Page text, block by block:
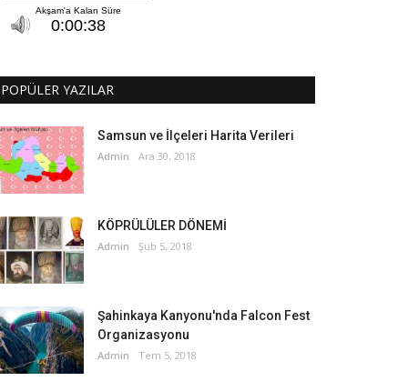
POPÜLER YAZILAR
Samsun ve İlçeleri Harita Verileri
Admin Ara 30, 2018
KÖPRÜLÜLER DÖNEMİ
Admin Şub 5, 2018
Şahinkaya Kanyonu'nda Falcon Fest
Organizasyonu
Admin Tem 5, 2018